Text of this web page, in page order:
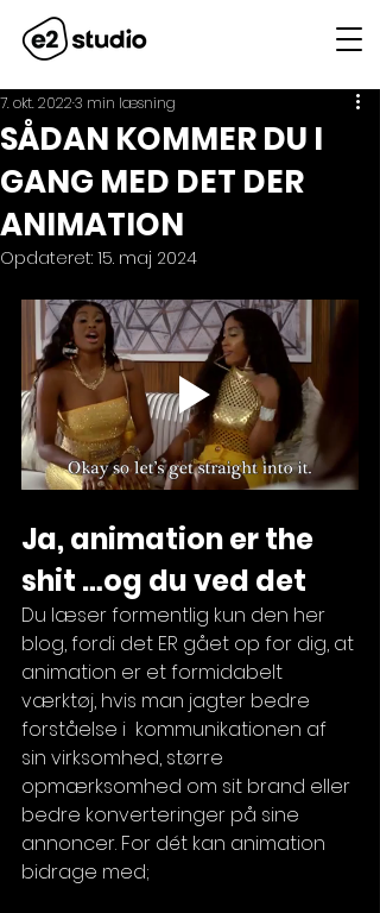
SÅDAN KOMMER DU I
GANG MED DET DER
ANIMATION
7. okt. 20223 min læsning
Opdateret: 15. maj 2024
Ja, animation er the
shit …og du ved det
Du læser formentlig kun den her
blog, fordi det ER gået op for dig, at
animation er et formidabelt
værktøj, hvis man jagter bedre
forståelse i  kommunikationen af
sin virksomhed, større
opmærksomhed om sit brand eller
bedre konverteringer på sine
annoncer. For dét kan animation
bidrage med;